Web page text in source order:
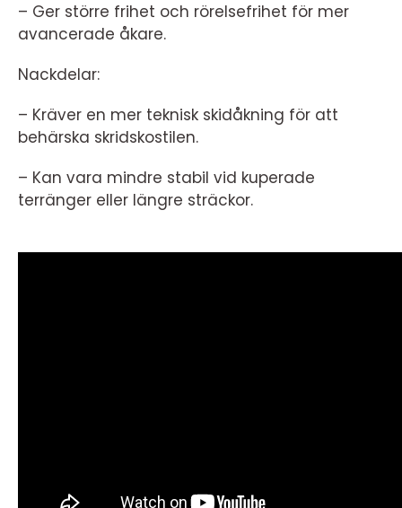
– Ger större frihet och rörelsefrihet för mer
avancerade åkare.
Nackdelar:
– Kräver en mer teknisk skidåkning för att
behärska skridskostilen.
– Kan vara mindre stabil vid kuperade
terränger eller längre sträckor.